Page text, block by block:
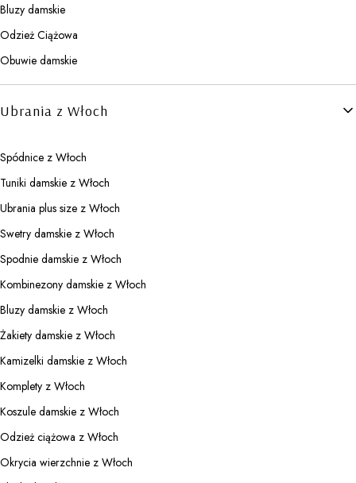
Bluzy damskie
Odzież Ciążowa
Obuwie damskie
Ubrania z Włoch
Spódnice z Włoch
Tuniki damskie z Włoch
Ubrania plus size z Włoch
Swetry damskie z Włoch
Spodnie damskie z Włoch
Kombinezony damskie z Włoch
Bluzy damskie z Włoch
Żakiety damskie z Włoch
Kamizelki damskie z Włoch
Komplety z Włoch
Koszule damskie z Włoch
Odzież ciążowa z Włoch
Okrycia wierzchnie z Włoch